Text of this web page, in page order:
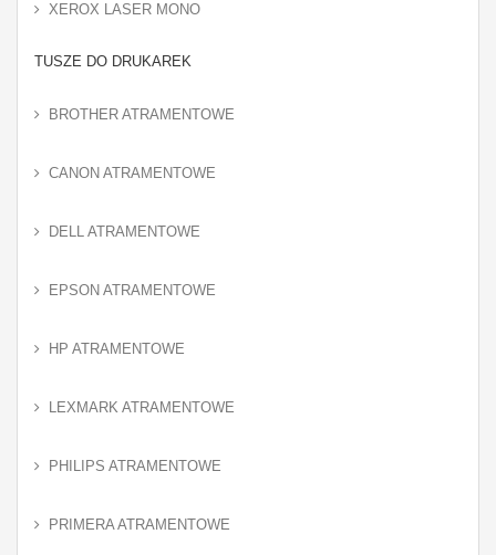
XEROX LASER MONO
TUSZE DO DRUKAREK
BROTHER ATRAMENTOWE
CANON ATRAMENTOWE
DELL ATRAMENTOWE
EPSON ATRAMENTOWE
HP ATRAMENTOWE
LEXMARK ATRAMENTOWE
PHILIPS ATRAMENTOWE
PRIMERA ATRAMENTOWE